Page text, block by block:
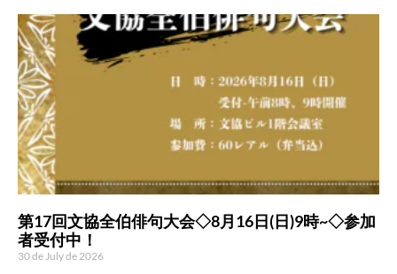
第17回文協全伯俳句大会◇8月16日(日)9時~◇参加
者受付中！
30 de July de 2026